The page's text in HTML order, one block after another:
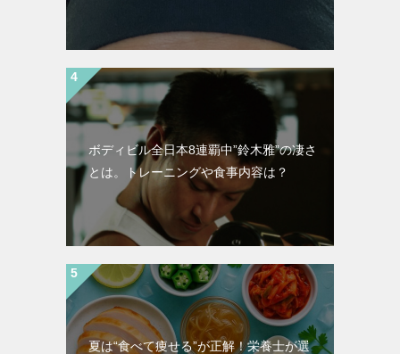
ボディビル全日本8連覇中”鈴木雅”の凄さ
とは。トレーニングや食事内容は？
夏は“食べて痩せる”が正解！栄養士が選